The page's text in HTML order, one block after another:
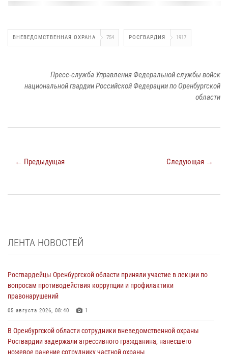
ВНЕВЕДОМСТВЕННАЯ ОХРАНА 754 РОСГВАРДИЯ 1917
Пресс-служба Управления Федеральной службы войск
национальной гвардии Российской Федерации по Оренбургской
области
← Предыдущая Следующая →
ЛЕНТА НОВОСТЕЙ
Росгвардейцы Оренбургской области приняли участие в лекции по
вопросам противодействия коррупции и профилактики
правонарушений
05 августа 2026, 08:40 1
В Оренбургской области сотрудники вневедомственной охраны
Росгвардии задержали агрессивного гражданина, нанесшего
ножевое ранение сотруднику частной охраны